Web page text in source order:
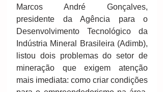
Marcos André Gonçalves,
presidente da Agência para o
Desenvolvimento Tecnológico da
Indústria Mineral Brasileira (Adimb),
listou dois problemas do setor de
mineração que exigem atenção
mais imediata: como criar condições